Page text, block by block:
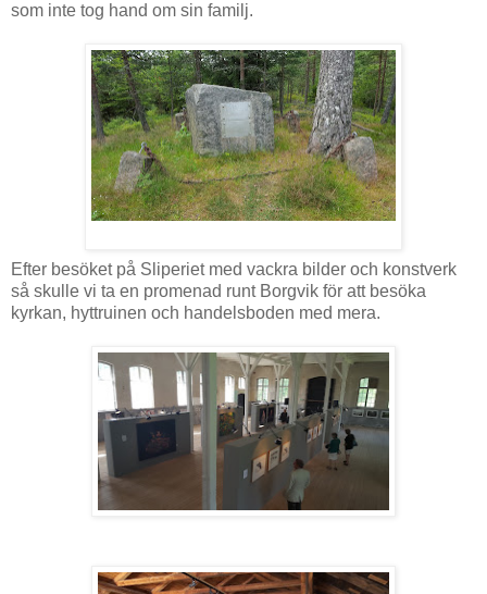
som inte tog hand om sin familj.
Efter besöket på Sliperiet med vackra bilder och konstverk
så skulle vi ta en promenad runt Borgvik för att besöka
kyrkan, hyttruinen och handelsboden med mera.